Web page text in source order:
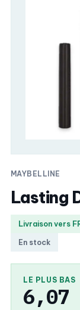
MAYBELLINE
Lasting
Livraison vers
En stock
LE PLUS BAS
6,07